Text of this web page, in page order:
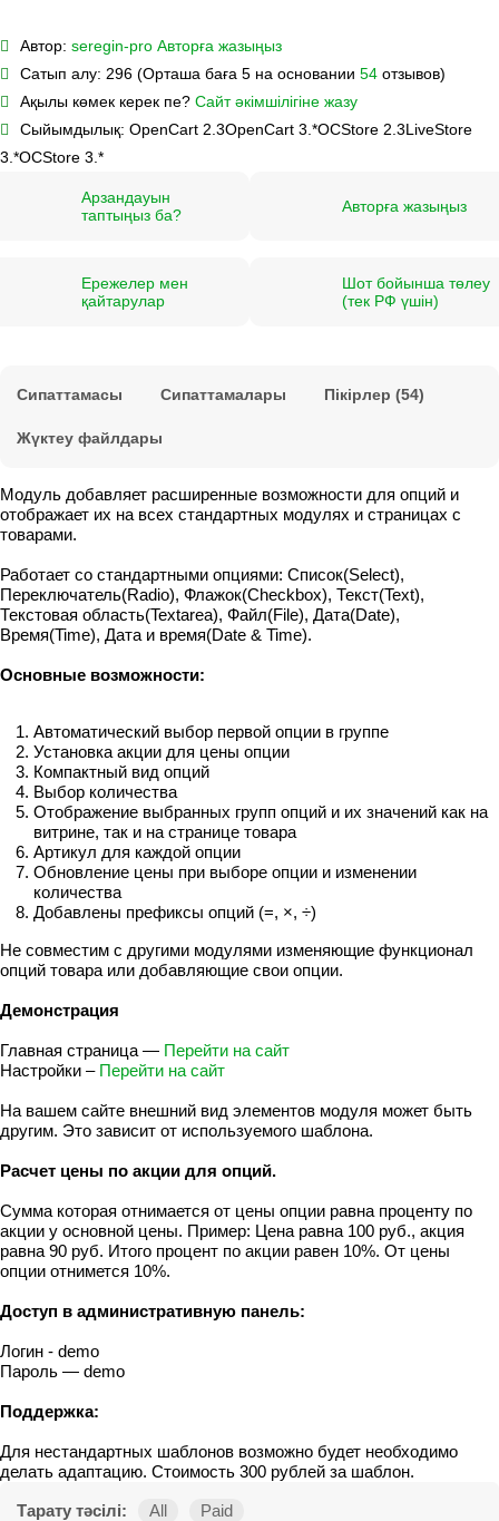
Автор: seregin-pro Авторға жазыңыз
Сатып алу: 296 (Орташа баға 5 на основании 54 отзывов)
Ақылы көмек керек пе? Сайт әкімшілігіне жазу
Сыйымдылық: OpenCart 2.3OpenCart 3.*OCStore 2.3LiveStore
3.*OCStore 3.*
Арзандауын
таптыңыз ба?
Авторға жазыңыз
Ережелер мен
қайтарулар
Шот бойынша төлеу
(тек РФ үшін)
Сипаттамасы Сипаттамалары Пікірлер (54)
Жүктеу файлдары
Модуль добавляет расширенные возможности для опций и
отображает их на всех стандартных модулях и страницах с
товарами.
Работает со стандартными опциями: Список(Select),
Переключатель(Radio), Флажок(Checkbox), Текст(Text),
Текстовая область(Textarea), Файл(File), Дата(Date),
Время(Time), Дата и время(Date & Time).
Основные возможности:
Автоматический выбор первой опции в группе
Установка акции для цены опции
Компактный вид опций
Выбор количества
Отображение выбранных групп опций и их значений как на
витрине, так и на странице товара
Артикул для каждой опции
Обновление цены при выборе опции и изменении
количества
Добавлены префиксы опций (=, ×, ÷)
Не совместим с другими модулями изменяющие функционал
опций товара или добавляющие свои опции.
Демонстрация
Главная страница — Перейти на сайт
Настройки – Перейти на сайт
На вашем сайте внешний вид элементов модуля может быть
другим. Это зависит от используемого шаблона.
Расчет цены по акции для опций.
Сумма которая отнимается от цены опции равна проценту по
акции у основной цены. Пример: Цена равна 100 руб., акция
равна 90 руб. Итого процент по акции равен 10%. От цены
опции отнимется 10%.
Доступ в административную панель:
Логин - demo
Пароль — demo
Поддержка:
Для нестандартных шаблонов возможно будет необходимо
делать адаптацию. Стоимость 300 рублей за шаблон.
Тарату тәсілі: All Paid